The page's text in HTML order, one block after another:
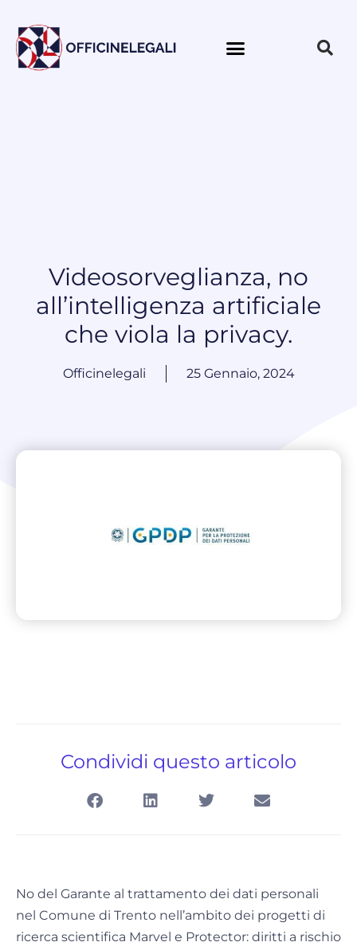
Videosorveglianza, no
all’intelligenza artificiale
che viola la privacy.
Officinelegali 25 Gennaio, 2024
Condividi questo articolo
No del Garante al trattamento dei dati personali
nel Comune di Trento nell’ambito dei progetti di
ricerca scientifica Marvel e Protector: diritti a rischio